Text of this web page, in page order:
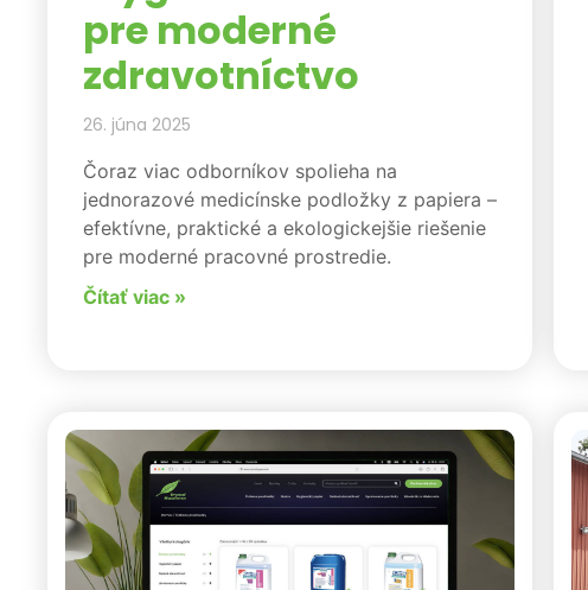
pre moderné
zdravotníctvo
26. júna 2025
Čoraz viac odborníkov spolieha na
jednorazové medicínske podložky z papiera –
efektívne, praktické a ekologickejšie riešenie
pre moderné pracovné prostredie.
Čítať viac »